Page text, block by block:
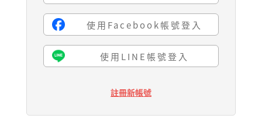
使用Facebook帳號登入
使用LINE帳號登入
註冊新帳號